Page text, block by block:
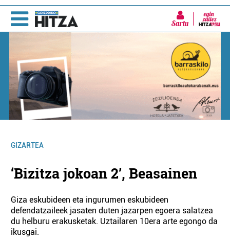
Sartu
GIZARTEA
‘Bizitza jokoan 2’, Beasainen
Giza eskubideen eta ingurumen eskubideen
defendatzaileek jasaten duten jazarpen egoera salatzea
du helburu erakusketak. Uztailaren 10era arte egongo da
ikusgai.